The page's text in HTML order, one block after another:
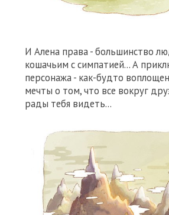
И Алена права - большинство
кошачьим с симпатией... А
персонажа - как-будто
мечты о том, что все вокруг
рады тебя видеть...